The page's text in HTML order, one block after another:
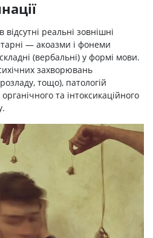
реальні зовнішні
— акоазми і фонеми
(вербальні) у формі мови.
захворювань
тощо), патологій
та інтоксикаційного